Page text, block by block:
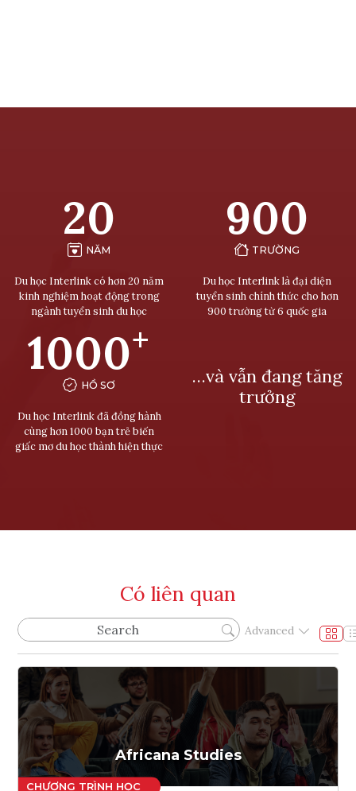
20
NĂM
Du học Interlink có hơn 20 năm
kinh nghiệm hoạt động trong
ngành tuyển sinh du học
900
TRƯỜNG
Du học Interlink là đại diện
tuyển sinh chính thức cho hơn
900 trường từ 6 quốc gia
1000+
HỒ SƠ
Du học Interlink đã đồng hành
cùng hơn 1000 bạn trẻ biến
giấc mơ du học thành hiện thực
…và vẫn đang tăng
trưởng
Có liên quan
Advanced
Africana Studies